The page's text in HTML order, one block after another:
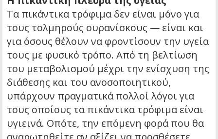
Τα πικάντικα τρόφιμα δεν είναι μόνο για
τους τολμηρούς ουρανίσκους — είναι και
για όσους θέλουν να φροντίσουν την υγεία
τους με φυσικό τρόπο. Από τη βελτίωση
του μεταβολισμού μέχρι την ενίσχυση της
διάθεσης και του ανοσοποιητικού,
υπάρχουν πραγματικά πολλοί λόγοι για
τους οποίους τα πικάντικα τρόφιμα είναι
υγιεινά. Οπότε, την επόμενη φορά που θα